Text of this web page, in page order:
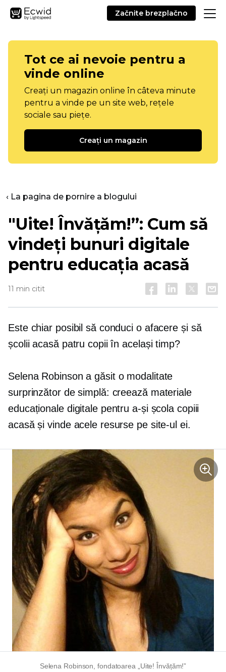
Začnite brezplačno
Tot ce ai nevoie pentru a
vinde online
Creați un magazin online în câteva minute
pentru a vinde pe un site web, rețele
sociale sau piețe.
Creați un magazin
‹ La pagina de pornire a blogului
"Uite! Învățăm!”: Cum să
vindeți bunuri digitale
pentru educația acasă
11 min citit
Este chiar posibil să conduci o afacere și să
școlii acasă patru copii în același timp?
Selena Robinson a găsit o modalitate
surprinzător de simplă: creează materiale
educaționale digitale pentru a-și școla copiii
acasă și vinde acele resurse pe site-ul ei.
Selena Robinson, fondatoarea „Uite! Învățăm!”